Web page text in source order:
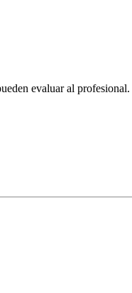
evaluar al profesional.